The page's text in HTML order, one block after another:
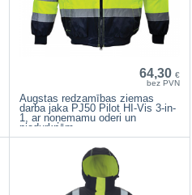
64,30 €
bez PVN
Augstas redzamības ziemas
darba jaka PJ50 Pilot HI-Vis 3-in-
1, ar noņemamu oderi un
piedurknēm